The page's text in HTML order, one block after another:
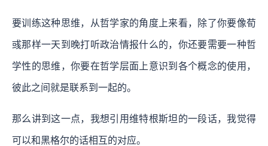
要训练这种思维，从哲学家的角度上来看，除了你要像荀
彧那样一天到晚打听政治情报什么的，你还要需要一种哲
学性的思维，你要在哲学层面上意识到各个概念的使用，
彼此之间就是联系到一起的。
那么讲到这一点，我想引用维特根斯坦的一段话，我觉得
可以和黑格尔的话相互的对应。